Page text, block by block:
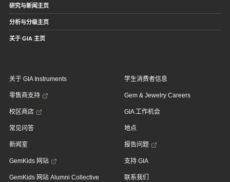
研究与新闻主页
分析与分级主页
关于 GIA 主页
关于 GIA Instruments
零售商支持
校区商店
常见问答
新闻室
GemKids 网站
GemKids 网站 Alumni Collective
学生消费者信息
Gem & Jewelry Careers
GIA 工作机会
地点
报告问题
支持 GIA
联系我们